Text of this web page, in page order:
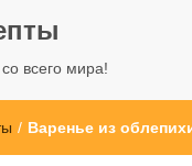
всего мира!
/ Варенье из